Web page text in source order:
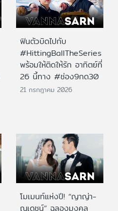
ฟินตัวบิดไปกับ
#HittingBallTheSeries
พร้อมให้ติดให้รัก อาทิตย์ที่
26 นี้ทาง #ช่อง9กด30
21 กรกฎาคม 2026
โมเมนท์แห่งปี! “ญาญ่า-
ณเดชน์” ฉลองมงคล